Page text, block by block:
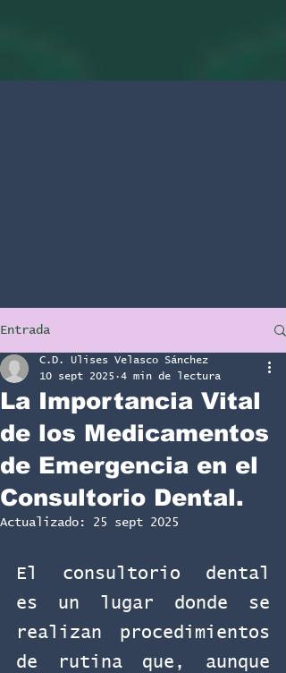
Entrada
La Importancia Vital
de los Medicamentos
de Emergencia en el
Consultorio Dental.
C.D. Ulises Velasco Sánchez
10 sept 2025
4 min de lectura
Actualizado: 25 sept 2025
El consultorio dental
es un lugar donde se
realizan procedimientos
de rutina que, aunque